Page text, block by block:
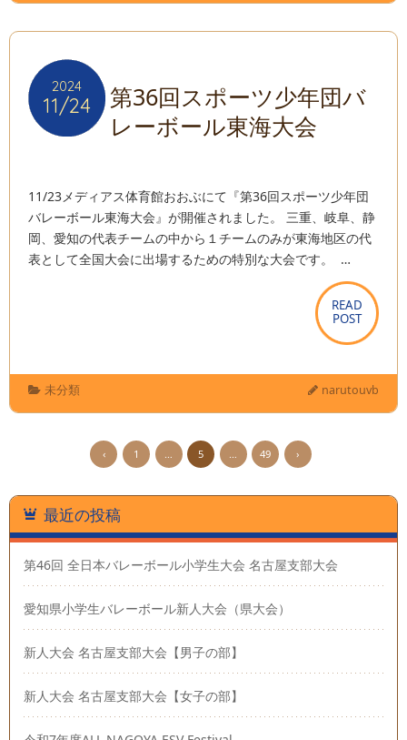
2024
11/24
2024
11/24
第36回スポーツ少年団バ
レーボール東海大会
11/23メディアス体育館おおぶにて『第36回スポーツ少年団
バレーボール東海大会』が開催されました。 三重、岐阜、静
岡、愛知の代表チームの中から１チームのみが東海地区の代
表として全国大会に出場するための特別な大会です。 …
READ
POST
READ
POST
未分類 narutouvb
‹ 1 5 49 ›
最近の投稿
第46回 全日本バレーボール小学生大会 名古屋支部大会
愛知県小学生バレーボール新人大会（県大会）
新人大会 名古屋支部大会【男子の部】
新人大会 名古屋支部大会【女子の部】